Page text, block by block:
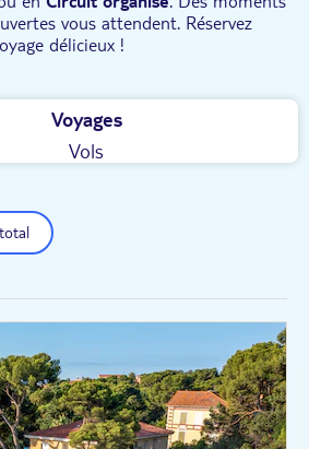
vous attendent. Réservez
délicieux !
Voyages
Vols